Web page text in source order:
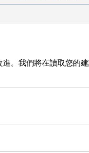
。我們將在讀取您的